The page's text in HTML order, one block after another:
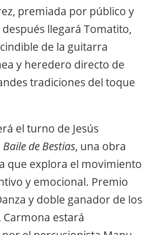
premiada por público y
llegará Tomatito,
de la guitarra
y heredero directo de
tradiciones del toque
el turno de Jesús
Baile de Bestias, una obra
que explora el movimiento
y emocional. Premio
y doble ganador de los
Carmona estará